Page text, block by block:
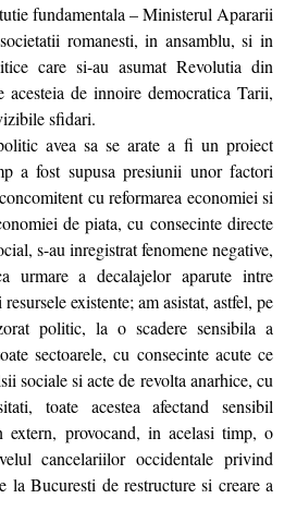
fundamentala – Ministerul Apararii
romanesti, in ansamblu, si in
care si-au asumat Revolutia din
acesteia de innoire democratica Tarii,
sfidari.
avea sa se arate a fi un proiect
a fost supusa presiunii unor factori
cu reformarea economiei si
de piata, cu consecinte directe
s-au inregistrat fenomene negative,
urmare a decalajelor aparute intre
existente; am asistat, astfel, pe
politic, la o scadere sensibila a
sectoarele, cu consecinte acute ce
sociale si acte de revolta anarhice, cu
toate acestea afectand sensibil
extern, provocand, in acelasi timp, o
cancelariilor occidentale privind
la Bucuresti de restructure si creare a